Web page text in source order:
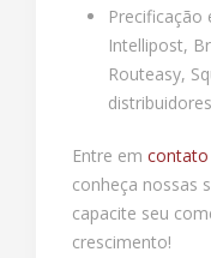
Precificação
Intellipost,
Routeasy,
Entre em contato
conheça nossas
capacite seu
crescimento!